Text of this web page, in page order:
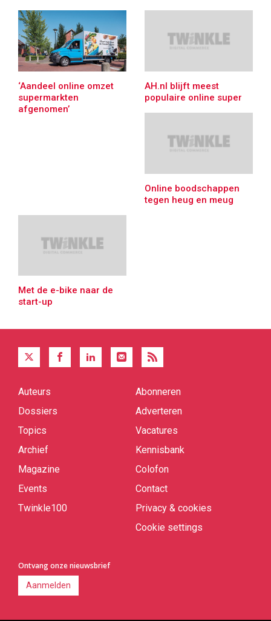
‘Aandeel online omzet
supermarkten
afgenomen’
AH.nl blijft meest
populaire online super
Online boodschappen
tegen heug en meug
Met de e-bike naar de
start-up
Quick
Auteurs
Dossiers
Topics
Archief
Magazine
Events
Twinkle100
Abonneren
Adverteren
Vacatures
Kennisbank
Colofon
Contact
Privacy & cookies
Cookie settings
Ontvang onze nieuwsbrief
Aanmelden